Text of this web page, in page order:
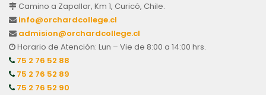
Camino a Zapallar, Km 1, Curicó, Chile.
info@orchardcollege.cl
admision@orchardcollege.cl
Horario de Atención: Lun – Vie de 8:00 a 14:00 hrs.
75 2 76 52 88
75 2 76 52 89
75 2 76 52 90